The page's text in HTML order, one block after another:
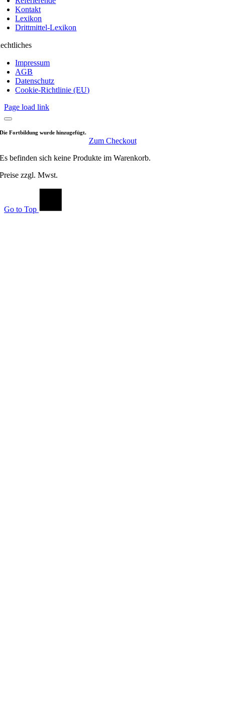
Kontakt
Lexikon
Drittmittel-Lexikon
Impressum
AGB
Datenschutz
Cookie-Richtlinie (EU)
Page load link
Die Fortbildung wurde hinzugefügt.
Zum Checkout
Es befinden sich keine Produkte im Warenkorb.
Preise zzgl. Mwst.
Go to Top